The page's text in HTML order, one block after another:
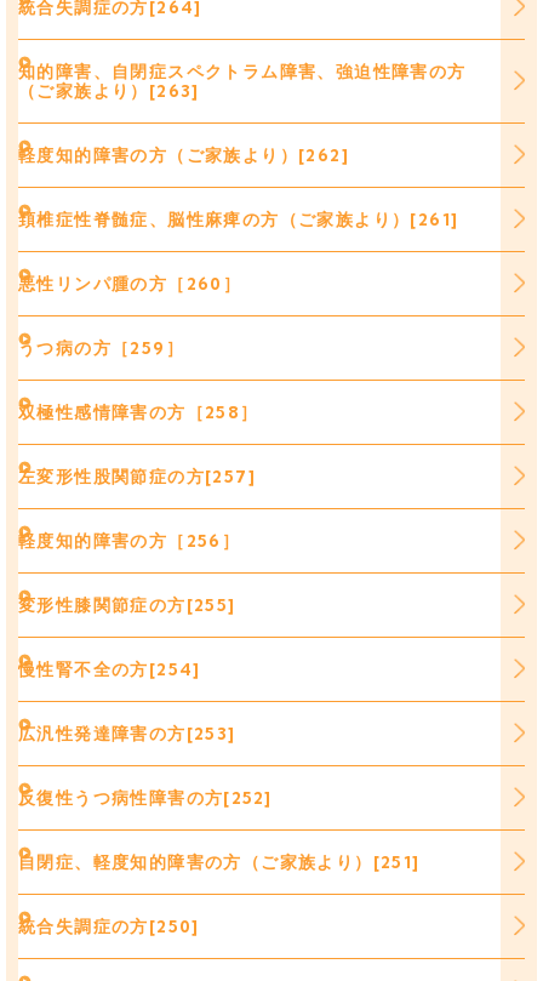
統合失調症の方[264]
知的障害、自閉症スペクトラム障害、強迫性障害の方
（ご家族より）[263]
軽度知的障害の方（ご家族より）[262]
頚椎症性脊髄症、脳性麻痺の方（ご家族より）[261]
悪性リンパ腫の方［260］
うつ病の方［259］
双極性感情障害の方［258］
左変形性股関節症の方[257]
軽度知的障害の方［256］
変形性膝関節症の方[255]
慢性腎不全の方[254]
広汎性発達障害の方[253]
反復性うつ病性障害の方[252]
自閉症、軽度知的障害の方（ご家族より）[251]
統合失調症の方[250]